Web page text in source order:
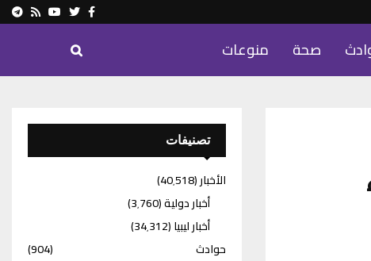
Facebook
Twitter
Youtube
Rss
صحة منوعات
تصنيفات
الأخبار(40٬518)
أخبار دولية(3٬760)
أخبار ليبيا(34٬312)
حوادث
(904)